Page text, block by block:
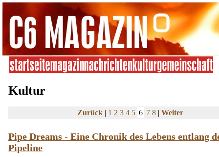
Kultur
Zurück| 1 2 3 4 5 6 7 8| Weiter
Pipe Dreams - Eine Chronik des Lebens entlang
Pipeline